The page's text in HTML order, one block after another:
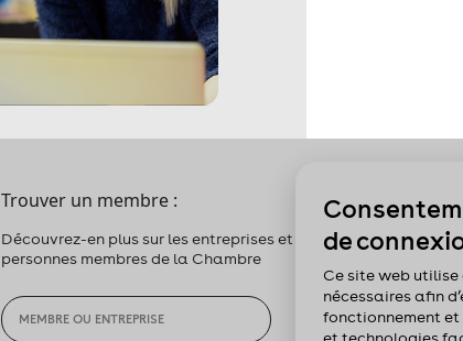
Trouver un membre :
Découvrez-en plus sur les entreprises et les
personnes membres de la Chambre
Pour
de
Ce site web
nécessaires afin
fonctionnement et